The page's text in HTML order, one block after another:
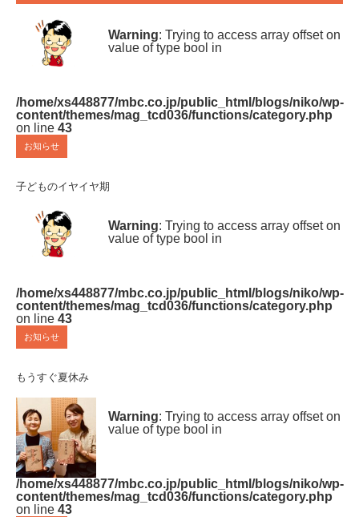
Warning: Trying to access array offset on
value of type bool in
/home/xs448877/mbc.co.jp/public_html/blogs/niko/wp-
content/themes/mag_tcd036/functions/category.php
on line 43
お知らせ
子どものイヤイヤ期
Warning: Trying to access array offset on
value of type bool in
/home/xs448877/mbc.co.jp/public_html/blogs/niko/wp-
content/themes/mag_tcd036/functions/category.php
on line 43
お知らせ
もうすぐ夏休み
Warning: Trying to access array offset on
value of type bool in
/home/xs448877/mbc.co.jp/public_html/blogs/niko/wp-
content/themes/mag_tcd036/functions/category.php
on line 43